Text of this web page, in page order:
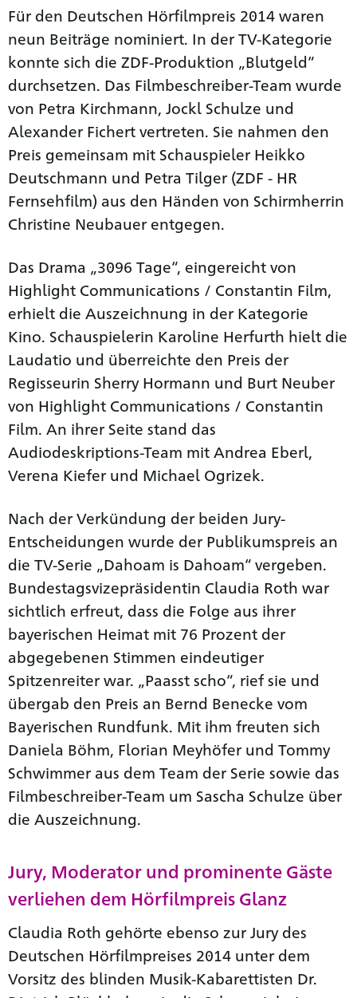
Für den Deutschen Hörfilmpreis 2014 waren
neun Beiträge nominiert. In der TV-Kategorie
konnte sich die ZDF-Produktion „Blutgeld“
durchsetzen. Das Filmbeschreiber-Team wurde
von Petra Kirchmann, Jockl Schulze und
Alexander Fichert vertreten. Sie nahmen den
Preis gemeinsam mit Schauspieler Heikko
Deutschmann und Petra Tilger (ZDF - HR
Fernsehfilm) aus den Händen von Schirmherrin
Christine Neubauer entgegen.
Das Drama „3096 Tage“, eingereicht von
Highlight Communications / Constantin Film,
erhielt die Auszeichnung in der Kategorie
Kino. Schauspielerin Karoline Herfurth hielt die
Laudatio und überreichte den Preis der
Regisseurin Sherry Hormann und Burt Neuber
von Highlight Communications / Constantin
Film. An ihrer Seite stand das
Audiodeskriptions-Team mit Andrea Eberl,
Verena Kiefer und Michael Ogrizek.
Nach der Verkündung der beiden Jury-
Entscheidungen wurde der Publikumspreis an
die TV-Serie „Dahoam is Dahoam“ vergeben.
Bundestagsvizepräsidentin Claudia Roth war
sichtlich erfreut, dass die Folge aus ihrer
bayerischen Heimat mit 76 Prozent der
abgegebenen Stimmen eindeutiger
Spitzenreiter war. „Paasst scho“, rief sie und
übergab den Preis an Bernd Benecke vom
Bayerischen Rundfunk. Mit ihm freuten sich
Daniela Böhm, Florian Meyhöfer und Tommy
Schwimmer aus dem Team der Serie sowie das
Filmbeschreiber-Team um Sascha Schulze über
die Auszeichnung.
Jury, Moderator und prominente Gäste
verliehen dem Hörfilmpreis Glanz
Claudia Roth gehörte ebenso zur Jury des
Deutschen Hörfilmpreises 2014 unter dem
Vorsitz des blinden Musik-Kabarettisten Dr.